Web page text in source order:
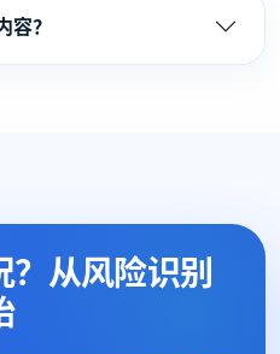
容？
？从风险识别